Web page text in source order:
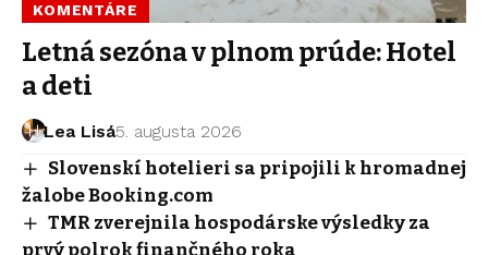
KOMENTÁRE
Letná sezóna v plnom prúde: Hotel
a deti
Lea Lisá5. augusta 2026
Slovenskí hotelieri sa pripojili k hromadnej
žalobe Booking.com
TMR zverejnila hospodárske výsledky za
prvý polrok finančného roka